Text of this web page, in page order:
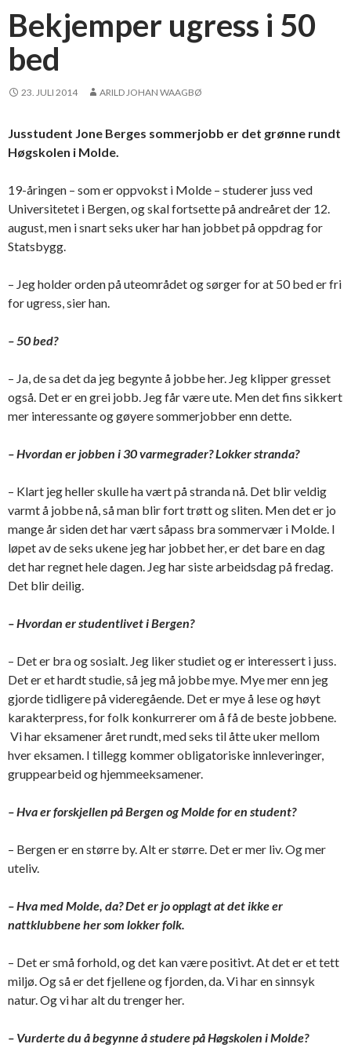
Bekjemper ugress i 50
bed
23. JULI 2014 ARILD JOHAN WAAGBØ
Jusstudent Jone Berges sommerjobb er det grønne rundt
Høgskolen i Molde.
19-åringen – som er oppvokst i Molde – studerer juss ved
Universitetet i Bergen, og skal fortsette på andreåret der 12.
august, men i snart seks uker har han jobbet på oppdrag for
Statsbygg.
– Jeg holder orden på uteområdet og sørger for at 50 bed er fri
for ugress, sier han.
– 50 bed?
– Ja, de sa det da jeg begynte å jobbe her. Jeg klipper gresset
også. Det er en grei jobb. Jeg får være ute. Men det fins sikkert
mer interessante og gøyere sommerjobber enn dette.
– Hvordan er jobben i 30 varmegrader? Lokker stranda?
– Klart jeg heller skulle ha vært på stranda nå. Det blir veldig
varmt å jobbe nå, så man blir fort trøtt og sliten. Men det er jo
mange år siden det har vært såpass bra sommervær i Molde. I
løpet av de seks ukene jeg har jobbet her, er det bare en dag
det har regnet hele dagen. Jeg har siste arbeidsdag på fredag.
Det blir deilig.
– Hvordan er studentlivet i Bergen?
– Det er bra og sosialt. Jeg liker studiet og er interessert i juss.
Det er et hardt studie, så jeg må jobbe mye. Mye mer enn jeg
gjorde tidligere på videregående. Det er mye å lese og høyt
karakterpress, for folk konkurrerer om å få de beste jobbene.
Vi har eksamener året rundt, med seks til åtte uker mellom
hver eksamen. I tillegg kommer obligatoriske innleveringer,
gruppearbeid og hjemmeeksamener.
– Hva er forskjellen på Bergen og Molde for en student?
– Bergen er en større by. Alt er større. Det er mer liv. Og mer
uteliv.
– Hva med Molde, da? Det er jo opplagt at det ikke er
nattklubbene her som lokker folk.
– Det er små forhold, og det kan være positivt. At det er et tett
miljø. Og så er det fjellene og fjorden, da. Vi har en sinnsyk
natur. Og vi har alt du trenger her.
– Vurderte du å begynne å studere på Høgskolen i Molde?